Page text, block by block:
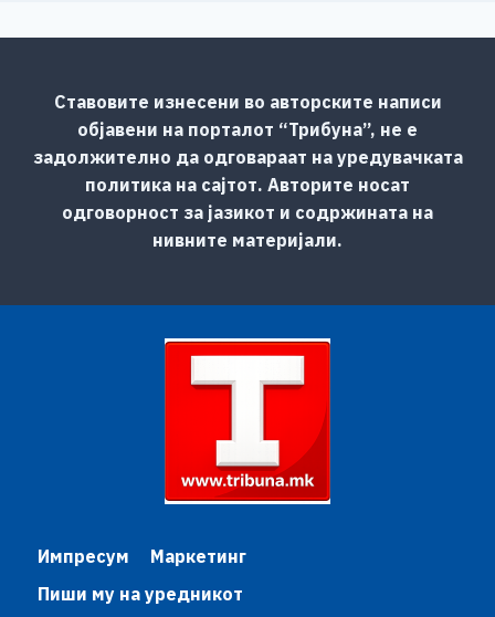
Ставовите изнесени во авторските написи
објавени на порталот “Трибуна”, не е
задолжително да одговараат на уредувачката
политика на сајтот. Авторите носат
одговорност за јазикот и содржината на
нивните материјали.
Импресум
Маркетинг
Пиши му на уредникот